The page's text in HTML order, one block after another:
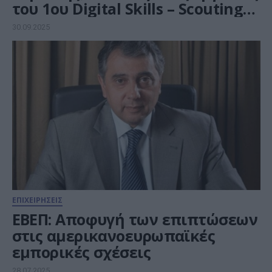
του 1ου Digital Skills – Scouting
ICT People
30.09.2025
ΕΠΙΧΕΙΡΗΣΕΙΣ
ΕΒΕΠ: Αποφυγή των επιπτώσεων
στις αμερικανοευρωπαϊκές
εμπορικές σχέσεις